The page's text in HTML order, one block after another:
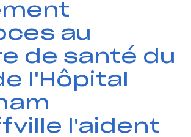
au
de santé du
l'Hôpital
l'aident